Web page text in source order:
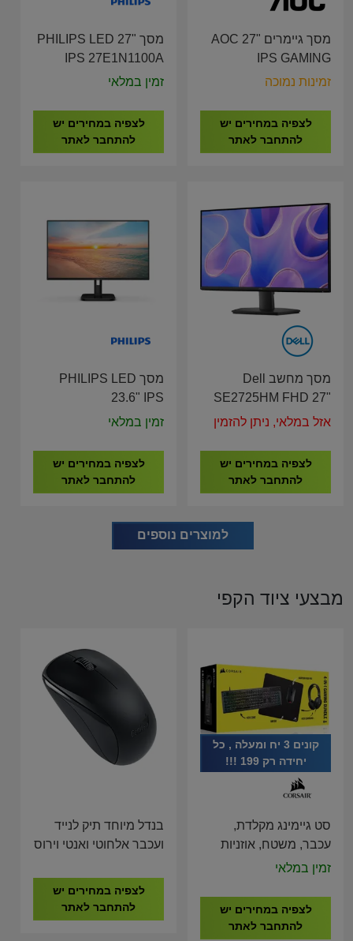
מסך גיימרים AOC 27"
IPS GAMING
27G4XE/00 180HZ
זמינות נמוכה
לצפיה במחירים יש
להתחבר לאתר
מסך PHILIPS LED 27"
IPS 27E1N1100A
זמין במלאי
לצפיה במחירים יש
להתחבר לאתר
מסך מחשב Dell
SE2725HM FHD 27"
IPS VGA HDMI
אזל במלאי, ניתן להזמין
לצפיה במחירים יש
להתחבר לאתר
מסך PHILIPS LED
23.6" IPS
24E1N1100A
זמין במלאי
לצפיה במחירים יש
להתחבר לאתר
למוצרים נוספים
מבצעי ציוד הקפי
קונים 3 יח ומעלה , כל
יחידה רק 199 !!!
סט גיימינג מקלדת,
עכבר, משטח, אוזניות
CORSAIR 4 In 1
9226F65-NA
זמין במלאי
לצפיה במחירים יש
להתחבר לאתר
בנדל מיוחד תיק לנייד
ועכבר אלחוטי ואנטי וירוס
לצפיה במחירים יש
להתחבר לאתר